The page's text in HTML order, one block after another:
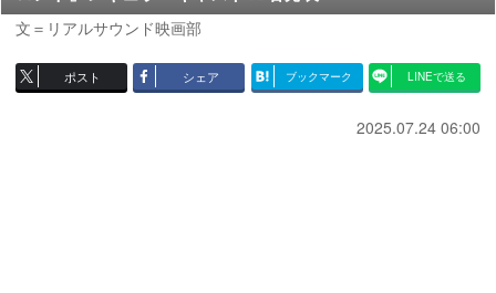
文＝リアルサウンド映画部
ポスト シェア ブックマーク LINEで送る
2025.07.24 06:00